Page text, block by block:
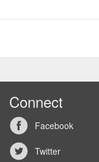
Connect
Facebook
Twitter